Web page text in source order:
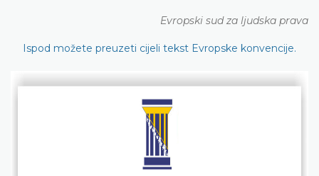
Evropski sud za ljudska prava
Ispod možete preuzeti cijeli tekst Evropske konvencije.